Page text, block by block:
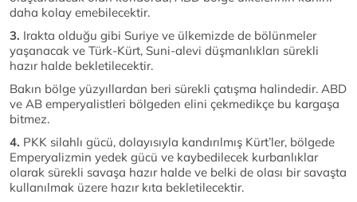
daha kolay emebilecektir.
3. Irakta olduğu gibi Suriye ve ülkemizde de bölünmeler
yaşanacak ve Türk-Kürt, Suni-alevi düşmanlıkları sürekli
hazır halde bekletilecektir.
Bakın bölge yüzyıllardan beri sürekli çatışma halindedir. ABD
ve AB emperyalistleri bölgeden elini çekmedikçe bu kargaşa
bitmez.
4. PKK silahlı gücü, dolayısıyla kandırılmış Kürt’ler, bölgede
Emperyalizmin yedek gücü ve kaybedilecek kurbanlıklar
olarak sürekli savaşa hazır halde ve belki de olası bir savaşta
kullanılmak üzere hazır kıta bekletilecektir.